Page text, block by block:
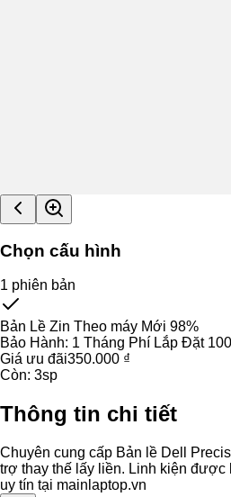
Chọn cấu hình
1 phiên bản
Bản Lề Zin Theo máy Mới 98%
Bảo Hành: 1 Tháng Phí Lắp Đặt
Giá ưu đãi350.000 ₫
Còn: 3sp
Thông tin chi tiết
Chuyên cung cấp Bản lề Dell
trợ thay thế lấy liền. Linh kiện được
uy tín tại mainlaptop.vn